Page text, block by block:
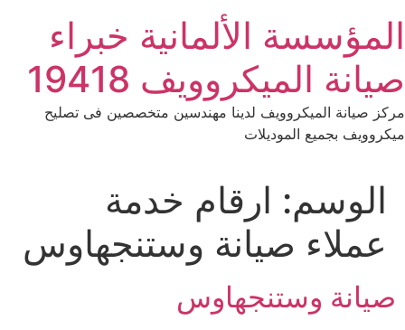
content
المؤسسة الألمانية خبراء
صيانة الميكروويف 19418
مركز صيانة الميكروويف لدينا مهندسين متخصصين فى تصليح
ميكروويف بجميع الموديلات
الوسم: ارقام خدمة
عملاء صيانة وستنجهاوس
صيانة وستنجهاوس